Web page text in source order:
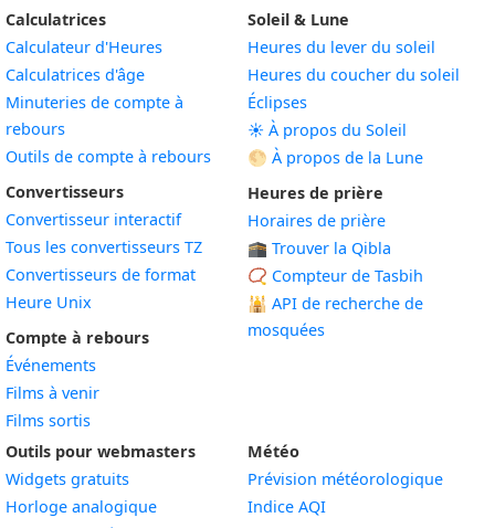
Calculatrices
Calculateur d'Heures
Calculatrices d'âge
Minuteries de compte à
rebours
Outils de compte à rebours
Convertisseurs
Convertisseur interactif
Tous les convertisseurs TZ
Convertisseurs de format
Heure Unix
Compte à rebours
Événements
Films à venir
Films sortis
Soleil & Lune
Heures du lever du soleil
Heures du coucher du soleil
Éclipses
☀️ À propos du Soleil
🌕 À propos de la Lune
Heures de prière
Horaires de prière
🕋 Trouver la Qibla
📿 Compteur de Tasbih
🕌 API de recherche de
mosquées
Outils pour webmasters
Widgets gratuits
Horloge analogiqueWidget
Météo
Prévision météorologique
Indice AQI